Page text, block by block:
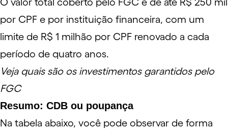
por CPF e por instituição financeira, com um
limite de R$ 1 milhão por CPF renovado a cada
período de quatro anos.
Veja quais são os investimentos garantidos pelo
FGC
Resumo: CDB ou poupança
Na tabela abaixo, você pode observar de forma